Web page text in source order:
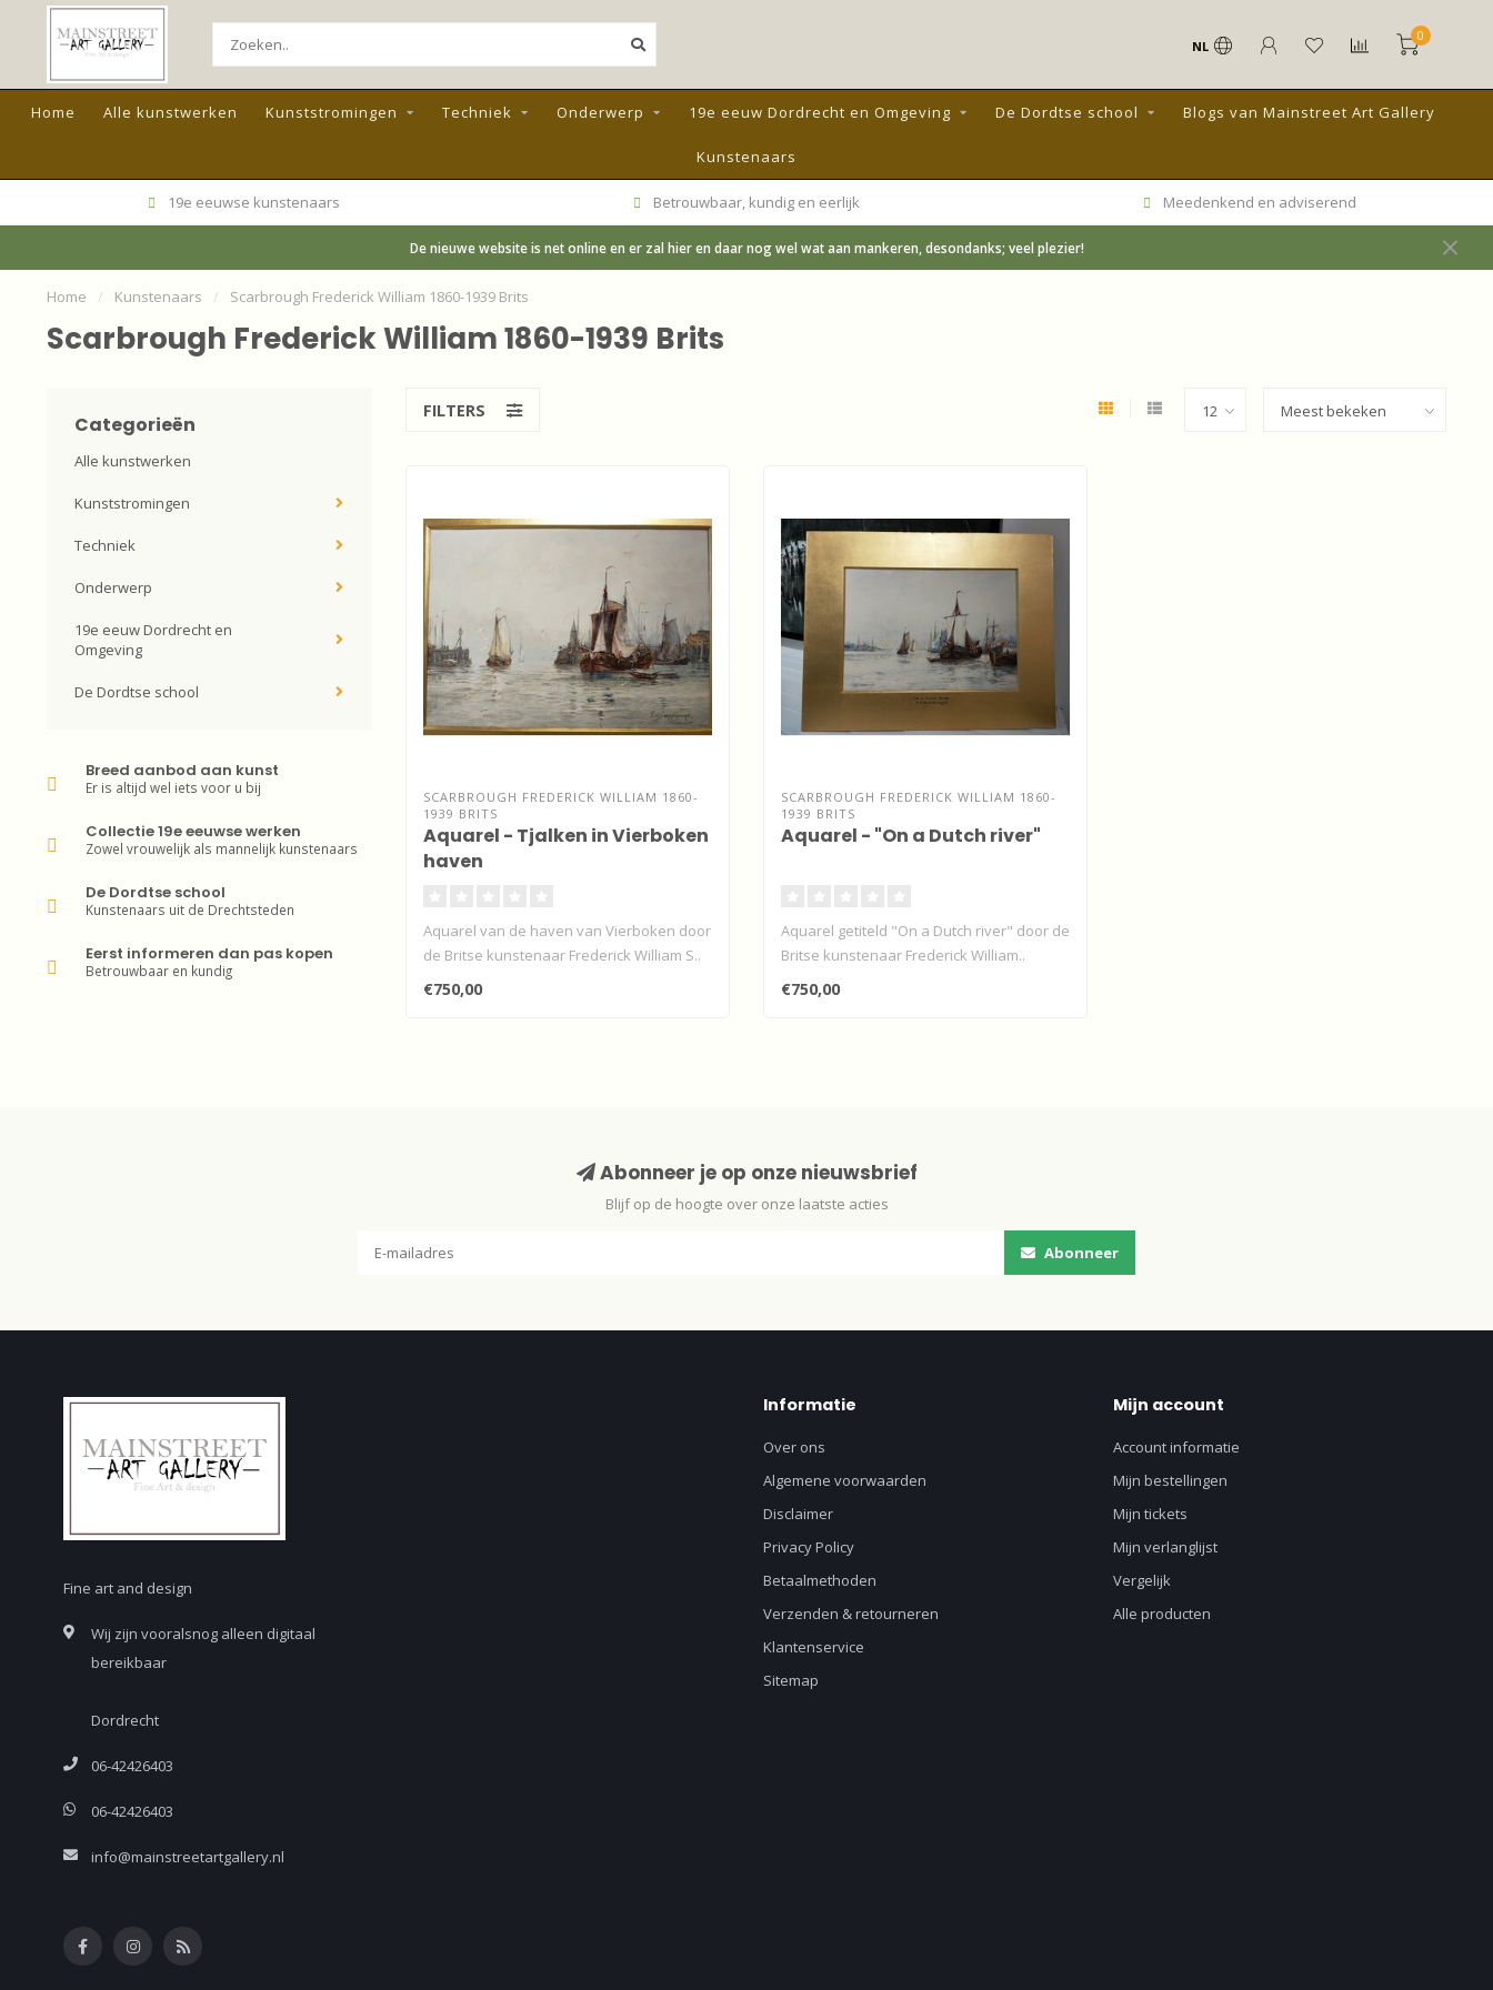
NL
0
Home Alle kunstwerken Kunststromingen Techniek Onderwerp 19e eeuw Dordrecht en Omgeving De Dordtse school Blogs van Mainstreet Art Gallery
Kunstenaars
19e eeuwse kunstenaars Betrouwbaar, kundig en eerlijk Meedenkend en adviserend
De nieuwe website is net online en er zal hier en daar nog wel wat aan mankeren, desondanks; veel plezier!
Home / Kunstenaars / Scarbrough Frederick William 1860-1939 Brits
Scarbrough Frederick William 1860-1939 Brits
Categorieën
Alle kunstwerken
Kunststromingen
Techniek
Onderwerp
19e eeuw Dordrecht en
Omgeving
De Dordtse school
Breed aanbod aan kunst
Er is altijd wel iets voor u bij
Collectie 19e eeuwse werken
Zowel vrouwelijk als mannelijk kunstenaars
De Dordtse school
Kunstenaars uit de Drechtsteden
Eerst informeren dan pas kopen
Betrouwbaar en kundig
FILTERS
SCARBROUGH FREDERICK WILLIAM 1860-
1939 BRITS
Aquarel - Tjalken in Vierboken
haven
Aquarel van de haven van Vierboken door
de Britse kunstenaar Frederick William S..
€750,00
SCARBROUGH FREDERICK WILLIAM 1860-
1939 BRITS
Aquarel - "On a Dutch river"
Aquarel getiteld "On a Dutch river" door de
Britse kunstenaar Frederick William..
€750,00
Abonneer je op onze nieuwsbrief
Blijf op de hoogte over onze laatste acties
Abonneer
Fine art and design
Wij zijn vooralsnog alleen digitaal
bereikbaar
Dordrecht
06-42426403
06-42426403
info@mainstreetartgallery.nl
Informatie
Over ons
Algemene voorwaarden
Disclaimer
Privacy Policy
Betaalmethoden
Verzenden & retourneren
Klantenservice
Sitemap
Mijn account
Account informatie
Mijn bestellingen
Mijn tickets
Mijn verlanglijst
Vergelijk
Alle producten